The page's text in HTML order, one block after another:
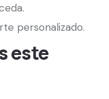
personalizado.
este